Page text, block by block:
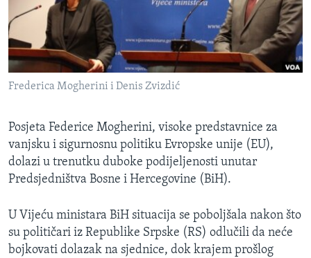
MAGAZIN
O GLASU AMERIKE
Learning English
Jezici
Frederica Mogherini i Denis Zvizdić
Posjeta Federice Mogherini, visoke predstavnice za
vanjsku i sigurnosnu politiku Evropske unije (EU),
dolazi u trenutku duboke podijeljenosti unutar
Predsjedništva Bosne i Hercegovine (BiH).
U Vijeću ministara BiH situacija se poboljšala nakon što
su političari iz Republike Srpske (RS) odlučili da neće
bojkovati dolazak na sjednice, dok krajem prošlog